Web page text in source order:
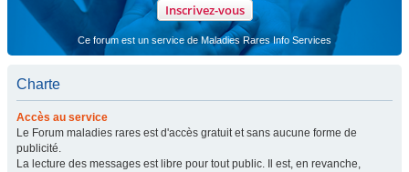
Inscrivez-vous
Ce forum est un service de Maladies Rares Info Services
Charte
Accès au service
Le Forum maladies rares est d'accès gratuit et sans aucune forme de
publicité.
La lecture des messages est libre pour tout public. Il est, en revanche,